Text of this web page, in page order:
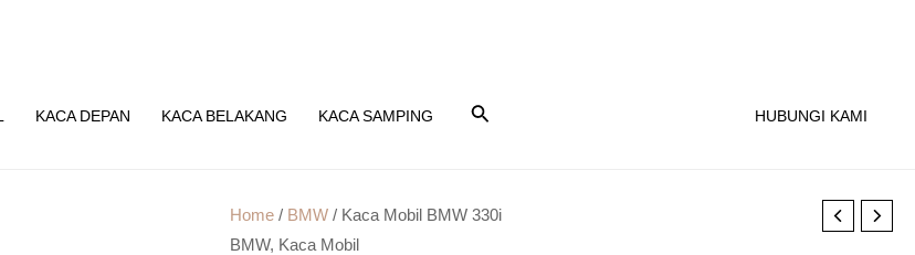
KACA DEPAN KACA BELAKANG KACA SAMPING HUBUNGI KAMI
Home / BMW / Kaca Mobil BMW 330i
BMW, Kaca Mobil